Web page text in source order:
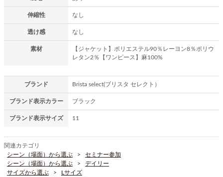
伸縮性 なし
透け感 なし
素材
【ジャケット】ポリエステル90％レーヨン8％ポリウ
レタン2％【ワンピース】麻100%
ブランド Brista select(ブリスタ セレクト）
ブランド表示カラー ブラック
ブランド表示サイズ 11
関連カテゴリ
シーン（場面）から選ぶ
セミナー参加
シーン（場面）から選ぶ
デイリー
サイズから選ぶ
Lサイズ